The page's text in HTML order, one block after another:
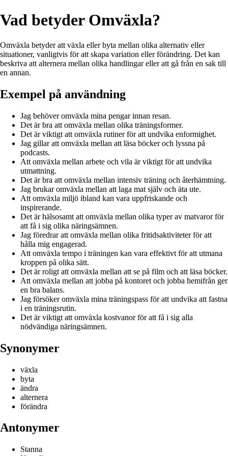
Vad betyder Omväxla?
Omväxla betyder att växla eller byta mellan olika alternativ eller
situationer, vanligtvis för att skapa variation eller förändring. Det kan
beskriva att alternera mellan olika handlingar eller att gå från en sak till
en annan.
Exempel på användning
Jag behöver omväxla mina pengar innan resan.
Det är bra att omväxla mellan olika träningsformer.
Det är viktigt att omväxla rutiner för att undvika enformighet.
Jag gillar att omväxla mellan att läsa böcker och lyssna på
podcasts.
Att omväxla mellan arbete och vila är viktigt för att undvika
utmattning.
Det är bra att omväxla mellan intensiv träning och återhämtning.
Jag brukar omväxla mellan att laga mat själv och äta ute.
Att omväxla miljö ibland kan vara uppfriskande och
inspirerande.
Det är hälsosamt att omväxla mellan olika typer av matvaror för
att få i sig olika näringsämnen.
Jag föredrar att omväxla mellan olika fritidsaktiviteter för att
hålla mig engagerad.
Att omväxla tempo i träningen kan vara effektivt för att utmana
kroppen på olika sätt.
Det är roligt att omväxla mellan att se på film och att läsa böcker.
Att omväxla mellan att jobba på kontoret och jobba hemifrån ger
en bra balans.
Jag försöker omväxla mina träningspass för att undvika att fastna
i en träningsrutin.
Det är viktigt att omväxla kostvanor för att få i sig alla
nödvändiga näringsämnen.
Synonymer
växla
byta
ändra
alternera
förändra
Antonymer
Stanna